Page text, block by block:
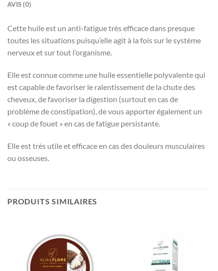
AVIS (0)
Cette huile est un anti-fatigue très efficace dans presque
toutes les situations puisqu’elle agit à la fois sur le système
nerveux et sur tout l’organisme.
Elle est connue comme une huile essentielle polyvalente qui
est capable de favoriser le ralentissement de la chute des
cheveux, de favoriser la digestion (surtout en cas de
problème de constipation), de vous apporter également un
« coup de fouet » en cas de fatigue persistante.
Elle est très utile et efficace en cas des douleurs musculaires
ou osseuses.
PRODUITS SIMILAIRES